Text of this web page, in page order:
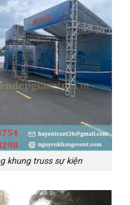
khung truss sự kiện